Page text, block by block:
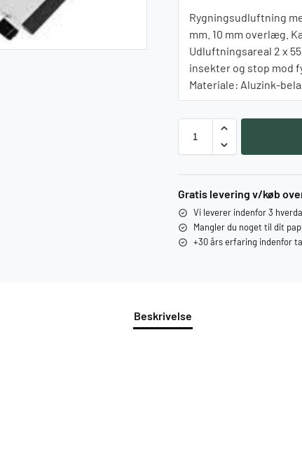
Rygningsudluftning
mm. 10 mm overlæg.
Udluftningsareal 2 x
insekter og stop mod
Materiale: Aluzink-
Gratis levering v/køb
Vi leverer indenfor 3
Mangler du noget til dit
+30 års erfaring indenfor
Beskrivelse